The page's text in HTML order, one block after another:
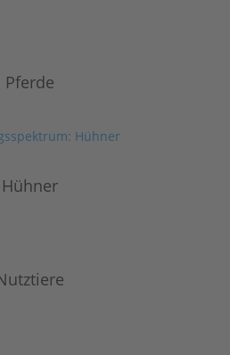
Pferde
Hühner